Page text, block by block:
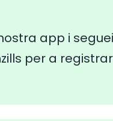
app i
per a